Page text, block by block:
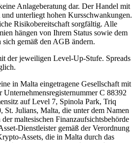
Anlageberatung dar. Der Handel mit
unterliegt hohen Kursschwankungen.
Risikobereitschaft sorgfältig. Alle
hängen von Ihrem Status sowie dem
gemäß den AGB ändern.
der jeweiligen Level-Up-Stufe. Spreads
in Malta eingetragene Gesellschaft mit
C 88392
auf Level 7, Spinola Park, Triq
Julians, Malta, die unter dem Namen
maltesischen Finanzaufsichtsbehörde
Dienstleister gemäß der Verordnung
Assets, die in Malta durch das